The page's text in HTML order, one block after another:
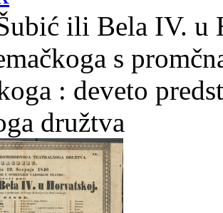
ili Bela IV. u
s
: deveto
družtva